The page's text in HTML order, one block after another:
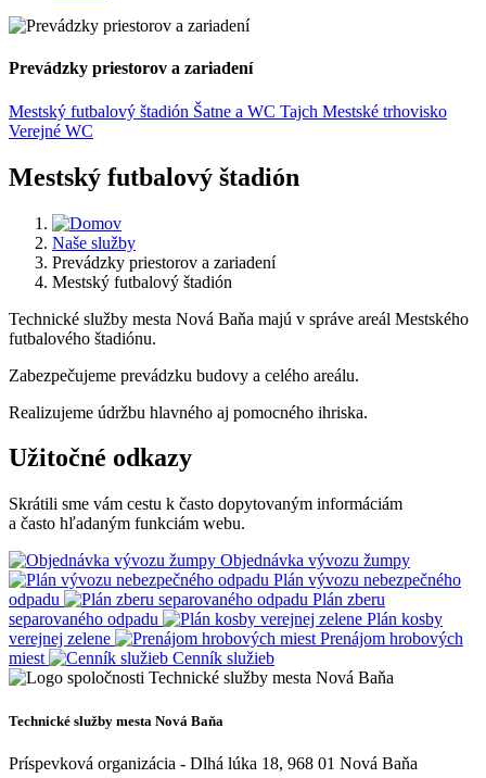
Prevádzky priestorov a zariadení
Mestský futbalový štadión Šatne a WC Tajch Mestské trhovisko
Verejné WC
Mestský futbalový štadión
Naše služby
Prevádzky priestorov a zariadení
Mestský futbalový štadión
Technické služby mesta Nová Baňa majú v správe areál Mestského
futbalového štadiónu.
Zabezpečujeme prevádzku budovy a celého areálu.
Realizujeme údržbu hlavného aj pomocného ihriska.
Užitočné odkazy
Skrátili sme vám cestu k často dopytovaným informáciám
a často hľadaným funkciám webu.
Objednávka vývozu žumpy
Plán vývozu nebezpečného
odpadu
Plán zberu
separovaného odpadu
Plán kosby
verejnej zelene
Prenájom hrobových
miest
Cenník služieb
Technické služby mesta Nová Baňa
Príspevková organizácia - Dlhá lúka 18, 968 01 Nová Baňa